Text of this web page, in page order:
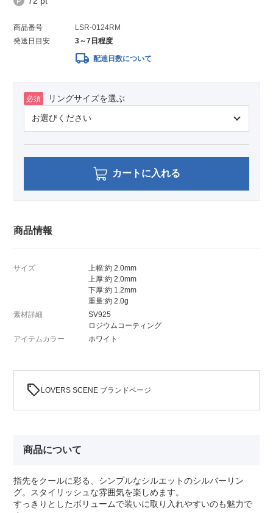
商品番号
LSR-0124RM
発送日目安
3～7日程度
local_shipping 配達日数について
必須 リングサイズを選ぶ
カートに入れる
商品情報
サイズ
上幅:約 2.0mm
上厚:約 2.0mm
下厚:約 1.2mm
重量:約 2.0g
素材詳細
SV925
ロジウムコーティング
アイテムカラー
ホワイト
sell LOVERS SCENE ブランドページ
商品について
指先をクールに彩る、シンプルなシルエットのシルバーリン
グ。スタイリッシュな雰囲気を楽しめます。
すっきりとしたボリュームで装いに取り入れやすいのも魅力で